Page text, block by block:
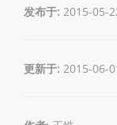
发布于: 2015-05-
更新于: 2015-06-